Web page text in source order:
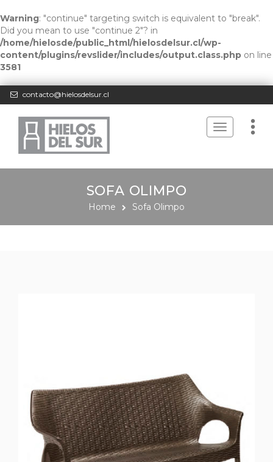
Warning: "continue" targeting switch is equivalent to "break".
Did you mean to use "continue 2"? in
/home/hielosde/public_html/hielosdelsur.cl/wp-
content/plugins/revslider/includes/output.class.php on line
3581
contacto@hielosdelsur.cl
Toggle
navigation
SOFA OLIMPO
Home Sofa Olimpo